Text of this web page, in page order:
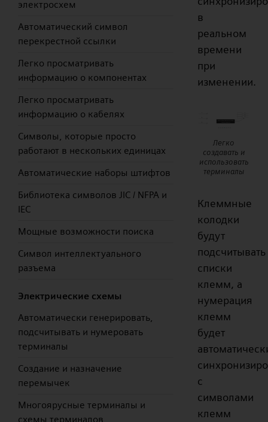
электросхем
Автоматический символ
перекрестной ссылки
Легко просматривать
информацию о компонентах
Легко просматривать
информацию о кабелях
Символы, которые просто
работают в нескольких единицах
Автоматические наборы штифтов
Библиотека символов JIC / NFPA и
IEC
Мощные возможности поиска
Символ интеллектуального
разъема
Электрические схемы
Автоматически генерировать,
подсчитывать и нумеровать
терминалы
Создание и назначение
перемычек
Многоярусные терминалы и
схемы терминалов
в
реальном
времени
при
изменении.
Легко
создавать и
использовать
терминалы
Клеммные
колодки
будут
подсчитывать
списки
клемм, а
нумерация
клемм
будет
с
символами
клемм